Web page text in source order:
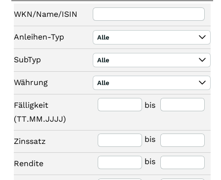
WKN/Name/ISIN
Anleihen-Typ Alle
SubTyp Alle
Währung Alle
Fälligkeit
(TT.MM.JJJJ)
bis
Zinssatz bis
Rendite bis